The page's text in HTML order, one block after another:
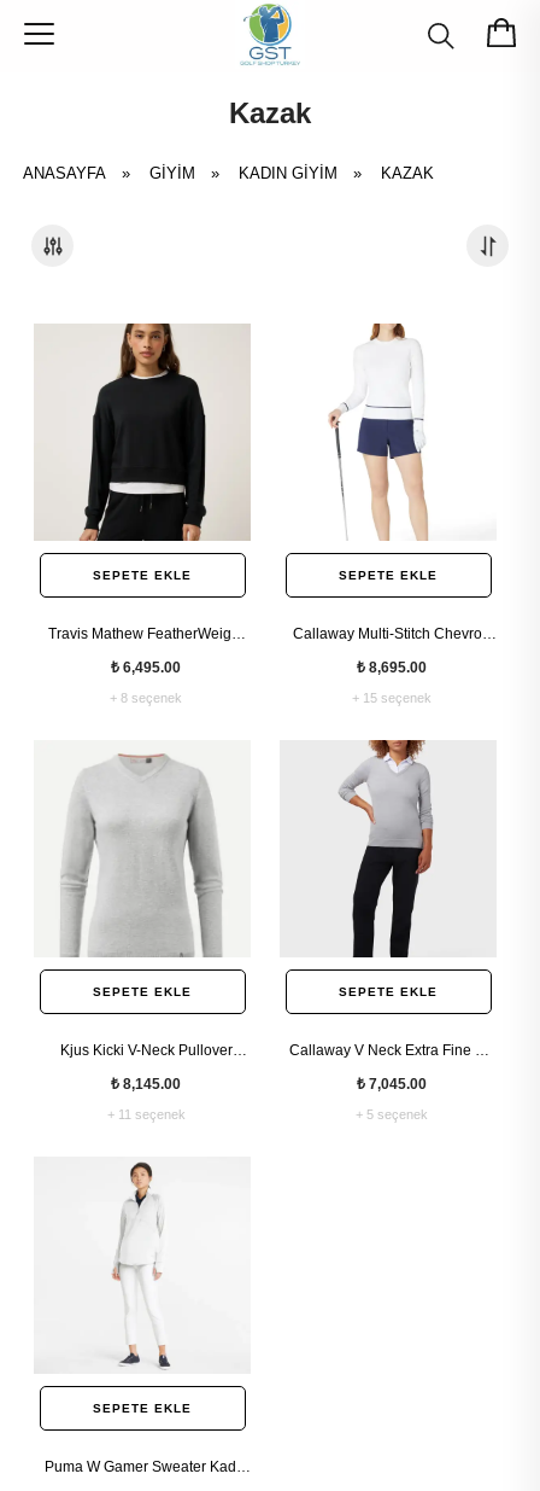
Kazak
ANASAYFA » GIYIM » KADIN GIYIM » KAZAK
SEPETE EKLE
Travis Mathew FeatherWeight
₺ 6,495.00
+ 8 seçenek
SEPETE EKLE
Callaway Multi-Stitch Chevron
₺ 8,695.00
+ 15 seçenek
SEPETE EKLE
Kjus Kicki V-Neck Pullover
₺ 8,145.00
+ 11 seçenek
SEPETE EKLE
Callaway V Neck Extra Fine Me
₺ 7,045.00
+ 5 seçenek
SEPETE EKLE
Puma W Gamer Sweater Kadın